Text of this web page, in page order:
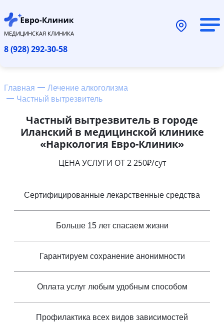
МЕДИЦИНСКАЯ КЛИНИКА
8 (928) 292-30-58
Главная
Лечение алкоголизма
Частный вытрезвитель
Частный вытрезвитель в городе
Иланский в медицинской клинике
«Наркология Евро-Клиник»
ЦЕНА УСЛУГИ ОТ 2 250₽/сут
Сертифицированные лекарственные средства
Больше 15 лет спасаем жизни
Гарантируем сохранение анонимности
Оплата услуг любым удобным способом
Профилактика всех видов зависимостей